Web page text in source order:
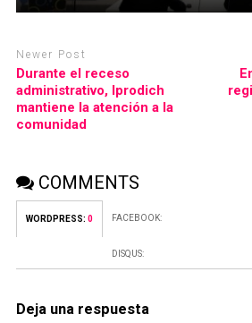
Newer Post
Durante el receso
administrativo, Iprodich
mantiene la atención a la
comunidad
COMMENTS
WORDPRESS: 0 FACEBOOK:
DISQUS:
Deja una respuesta